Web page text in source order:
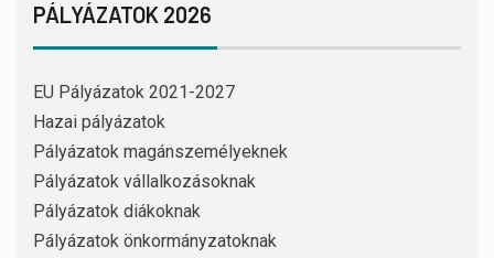
PÁLYÁZATOK 2026
EU Pályázatok 2021-2027
Hazai pályázatok
Pályázatok magánszemélyeknek
Pályázatok vállalkozásoknak
Pályázatok diákoknak
Pályázatok önkormányzatoknak